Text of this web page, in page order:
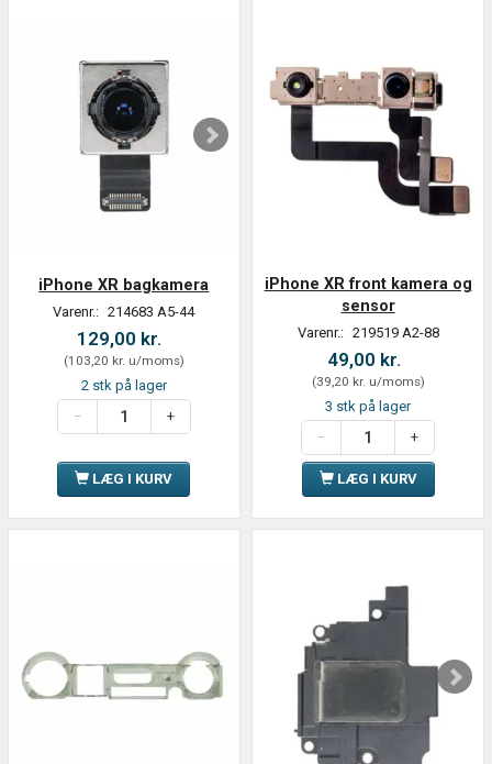
iPhone XR bagkamera
Varenr.: 214683 A5-44
129,00 kr.
(103,20 kr. u/moms)
2 stk på lager
LÆG I KURV
iPhone XR front kamera og
sensor
Varenr.: 219519 A2-88
49,00 kr.
(39,20 kr. u/moms)
3 stk på lager
LÆG I KURV